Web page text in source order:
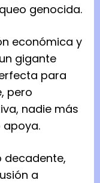
genocida.
económica y
gigante
para
pero
nadie más
apoya.
decadente,
a